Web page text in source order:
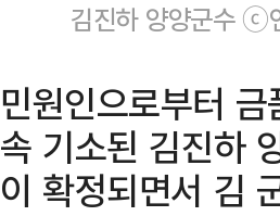
김진하 양양군수 ⓒ
민원인으로부터
속 기소된 김진하
이 확정되면서 김